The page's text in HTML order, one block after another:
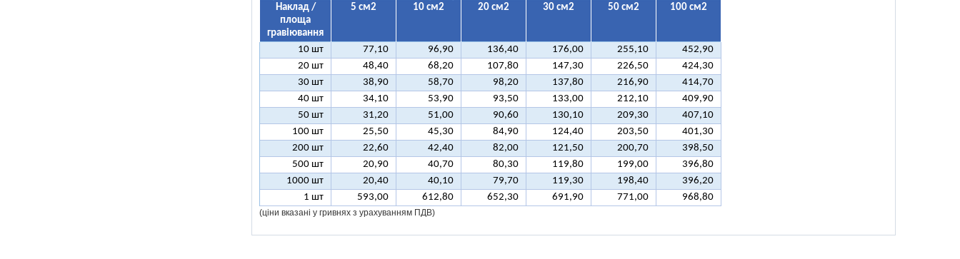
Наклад /
площа
гравіювання
5 см2 10 см2 20 см2 30 см2 50 см2 100 см2
10 шт 77,10 96,90 136,40 176,00 255,10
452,90
20 шт
48,40 68,20 107,80 147,30 226,50
424,30
30 шт
38,90 58,70 98,20 137,80 216,90
414,70
40 шт
34,10 53,90 93,50 133,00 212,10
409,90
50 шт
31,20 51,00 90,60 130,10 209,30
407,10
100 шт
25,50 45,30 84,90 124,40 203,50
401,30
200 шт
22,60 42,40 82,00 121,50 200,70
398,50
500 шт
20,90 40,70 80,30 119,80 199,00
396,80
1000 шт
20,40 40,10 79,70 119,30 198,40
396,20
1 шт
593,00 612,80 652,30 691,90 771,00 968,80
(ціни вказані у гривнях з урахуванням ПДВ)